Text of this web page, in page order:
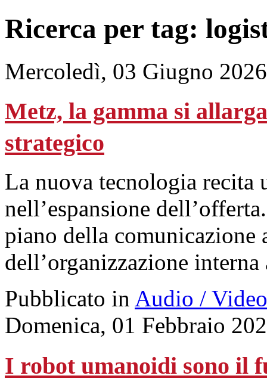
Ricerca per tag:
Mercoledì, 03 Giugno
Metz, la gamma si
strategico
La nuova tecnologia recita
nell’espansione
piano della comunicazione
dell’organizzazione
Pubblicato in Audio / Video
Domenica, 01 Febbraio
I robot umanoidi sono il